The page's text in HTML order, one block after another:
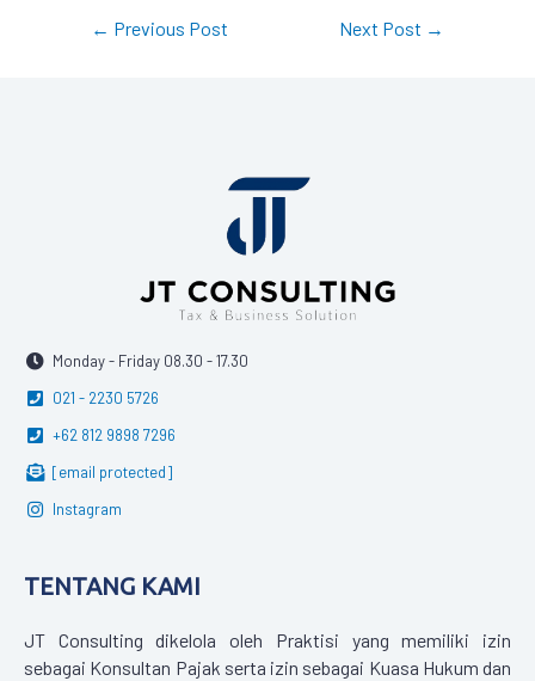
← Previous Post Next Post →
Monday - Friday 08.30 - 17.30
021 - 2230 5726
+62 812 9898 7296
[email protected]
Instagram
TENTANG KAMI
JT Consulting dikelola oleh Praktisi yang memiliki izin
sebagai Konsultan Pajak serta izin sebagai Kuasa Hukum dan